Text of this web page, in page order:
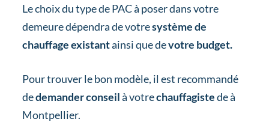
Le choix du type de PAC à poser dans votre
demeure dépendra de votresystème de
chauffage existantainsi que devotre budget.
Pour trouver le bon modèle, il est recommandé
dedemander conseilà votrechauffagistede à
Montpellier.